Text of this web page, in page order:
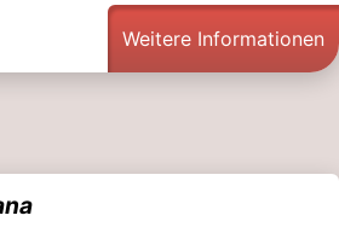
Weitere Informationen